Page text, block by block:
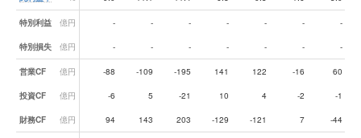
特別利益 億円 - - - - - - -
特別損失 億円 - - - - - - -
営業CF 億円 -88 -109 -195 141 122 -16 60
投資CF 億円 -6 5 -21 10 4 -2 -1
財務CF 億円 94 143 203 -129 -121 7 -44